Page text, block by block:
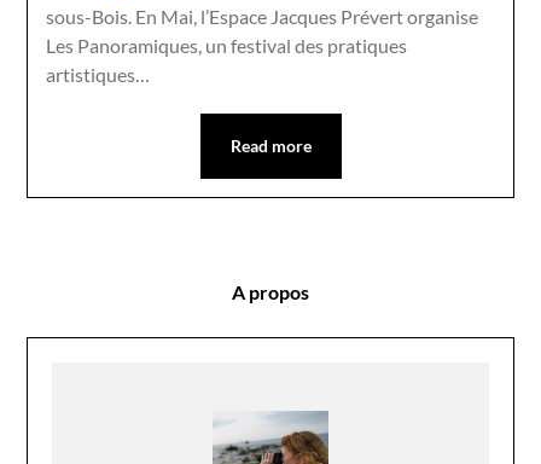
sous-Bois. En Mai, l’Espace Jacques Prévert organise
Les Panoramiques, un festival des pratiques
artistiques…
Read more
A propos